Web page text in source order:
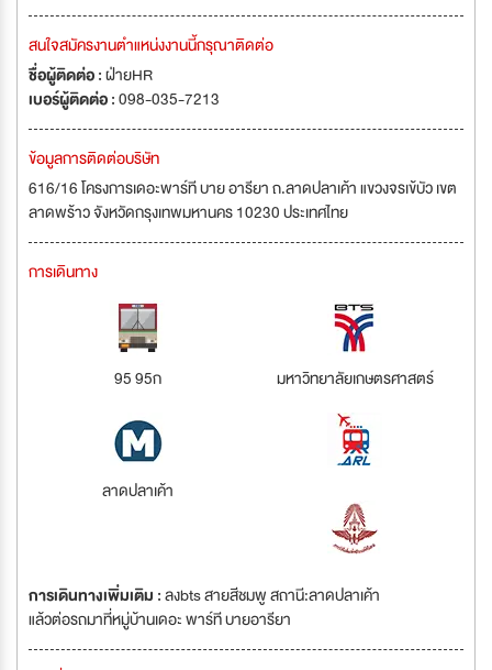
สนใจสมัครงานตำแหน่งงานนี้กรุณาติดต่อ
ชื่อผู้ติดต่อ :ฝ่ายHR
เบอร์ผู้ติดต่อ :098-035-7213
ข้อมูลการติดต่อบริษัท
616/16 โครงการเดอะพาร์ที บาย อารียา ถ.ลาดปลาเค้า แขวงจรเข้บัว เขต
ลาดพร้าว จังหวัดกรุงเทพมหานคร 10230 ประเทศไทย
การเดินทาง
95 95ก มหาวิทยาลัยเกษตรศาสตร์
ลาดปลาเค้า
การเดินทางเพิ่มเติม :ลงbts สายสีชมพู สถานี:ลาดปลาเค้า
แล้วต่อรถมาที่หมู่บ้านเดอะ พาร์ที บายอารียา